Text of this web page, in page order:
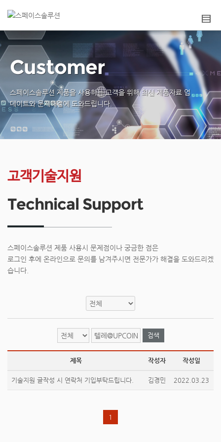
스페이스솔루션 제품을 사용하는 고객을 위해최신 제품자료 업
데이트와 문제해결에 도와드립니다.
Customer
고객기술지원
Technical Support
스페이스솔루션 제품 사용시 문제점이나 궁금한 점은
로그인 후에 온라인으로 문의를 남겨주시면 전문가가 해결을 도와드리겠
습니다.
검색
제목 작성자 작성일
기술지원 글작성 시 연락처 기입부탁드립니다. 김경민 2022.03.23
1